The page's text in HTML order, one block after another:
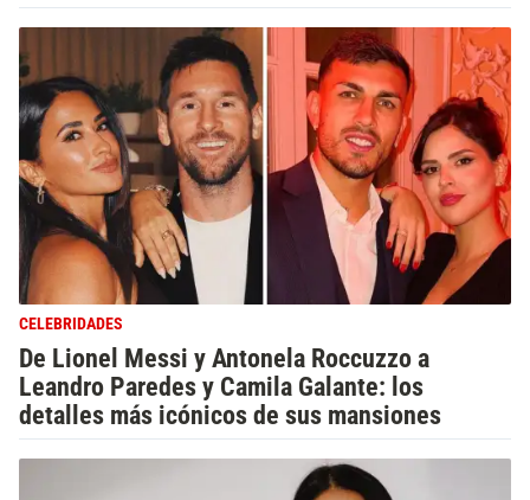
CELEBRIDADES
De Lionel Messi y Antonela Roccuzzo a
Leandro Paredes y Camila Galante: los
detalles más icónicos de sus mansiones